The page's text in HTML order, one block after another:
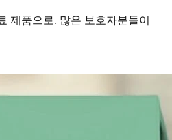
제품으로, 많은 보호자분들이